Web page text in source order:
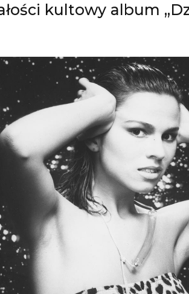
kultowy album